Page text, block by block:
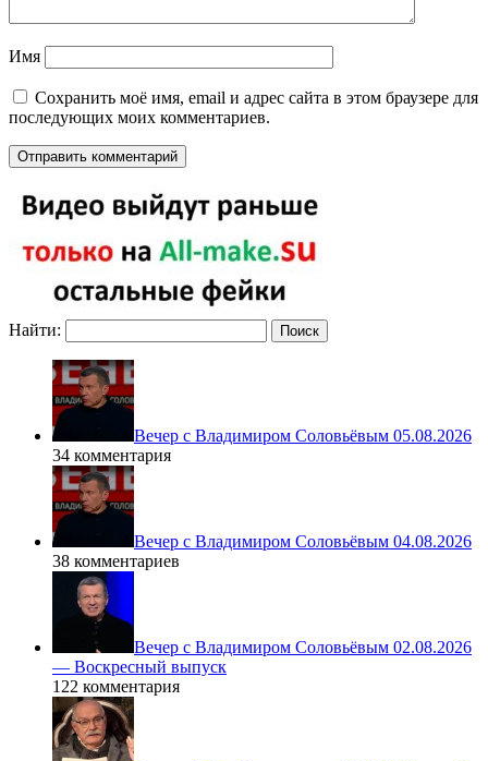
Имя
Сохранить моё имя, email и адрес сайта в этом браузере для
последующих моих комментариев.
Найти:
Вечер с Владимиром Соловьёвым 05.08.2026
34 комментария
Вечер с Владимиром Соловьёвым 04.08.2026
38 комментариев
Вечер с Владимиром Соловьёвым 02.08.2026
— Воскресный выпуск
122 комментария